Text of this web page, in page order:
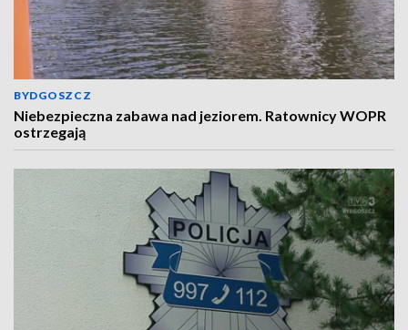
BYDGOSZCZ
Niebezpieczna zabawa nad jeziorem. Ratownicy WOPR
ostrzegają